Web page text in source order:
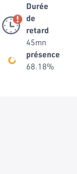
Durée
de
retard
45mn
présence
68.18%